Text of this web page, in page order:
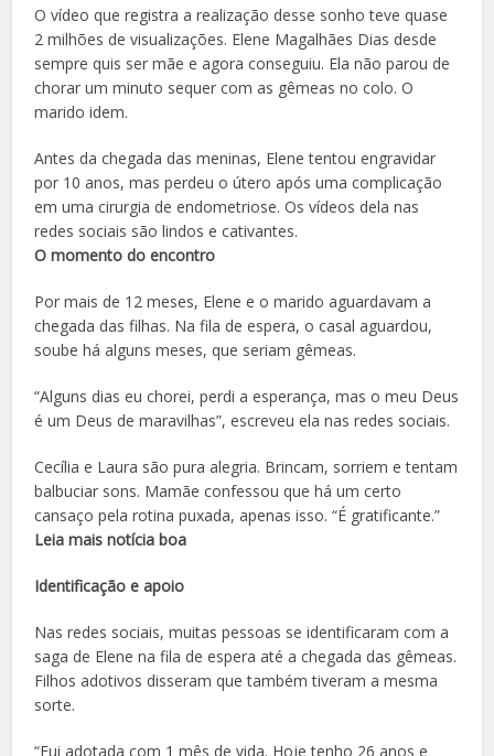
O vídeo que registra a realização desse sonho teve quase
2 milhões de visualizações. Elene Magalhães Dias desde
sempre quis ser mãe e agora conseguiu. Ela não parou de
chorar um minuto sequer com as gêmeas no colo. O
marido idem.
Antes da chegada das meninas, Elene tentou engravidar
por 10 anos, mas perdeu o útero após uma complicação
em uma cirurgia de endometriose. Os vídeos dela nas
redes sociais são lindos e cativantes.
O momento do encontro
Por mais de 12 meses, Elene e o marido aguardavam a
chegada das filhas. Na fila de espera, o casal aguardou,
soube há alguns meses, que seriam gêmeas.
“Alguns dias eu chorei, perdi a esperança, mas o meu Deus
é um Deus de maravilhas”, escreveu ela nas redes sociais.
Cecília e Laura são pura alegria. Brincam, sorriem e tentam
balbuciar sons. Mamãe confessou que há um certo
cansaço pela rotina puxada, apenas isso. “É gratificante.”
Leia mais notícia boa
Identificação e apoio
Nas redes sociais, muitas pessoas se identificaram com a
saga de Elene na fila de espera até a chegada das gêmeas.
Filhos adotivos disseram que também tiveram a mesma
sorte.
“Fui adotada com 1 mês de vida. Hoje tenho 26 anos e